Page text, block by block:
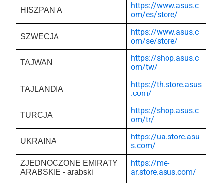
HISZPANIA
https://www.asus.c
om/es/store/
SZWECJA
https://www.asus.c
om/se/store/
TAJWAN
https://shop.asus.c
om/tw/
TAJLANDIA
https://th.store.asus
.com/
TURCJA
https://shop.asus.c
om/tr/
UKRAINA
https://ua.store.asu
s.com/
ZJEDNOCZONE EMIRATY
ARABSKIE - arabski
https://me-
ar.store.asus.com/